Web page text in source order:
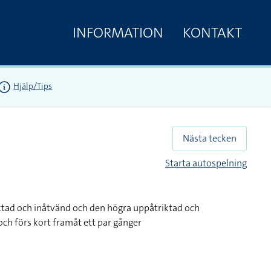
INFORMATION KONTAKT
Hjälp/Tips
Nästa tecken
Starta autospelning
och inåtvänd och den högra uppåtriktad och
förs kort framåt ett par gånger